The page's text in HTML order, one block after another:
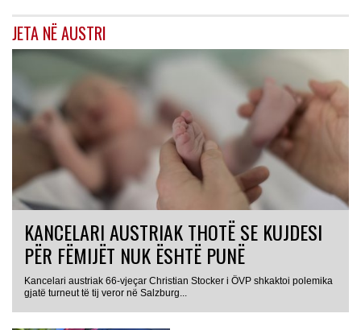
JETA NË AUSTRI
KANCELARI AUSTRIAK THOTË SE KUJDESI
PËR FËMIJËT NUK ËSHTË PUNË
Kancelari austriak 66-vjeçar Christian Stocker i ÖVP shkaktoi polemika
gjatë turneut të tij veror në Salzburg...